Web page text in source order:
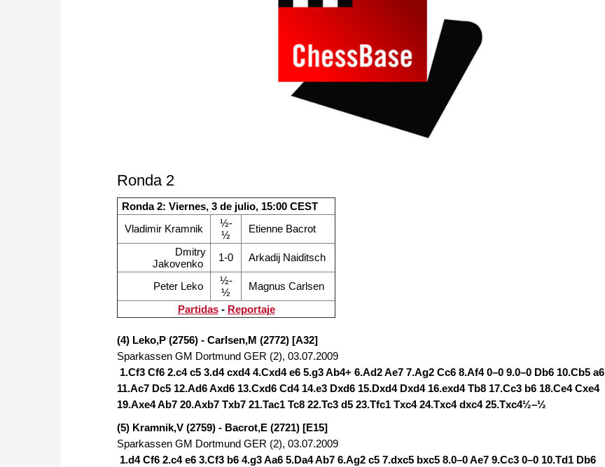
Ronda 2
Ronda 2: Viernes, 3 de julio, 15:00 CEST
Vladimir Kramnik
½-
½
Etienne Bacrot
Dmitry
Jakovenko
1-0 Arkadij Naiditsch
Peter Leko
½-
½
Magnus Carlsen
Partidas- Reportaje
(4) Leko,P (2756) - Carlsen,M (2772) [A32]
Sparkassen GM Dortmund GER (2), 03.07.2009
1.Cf3 Cf6 2.c4 c5 3.d4 cxd4 4.Cxd4 e6 5.g3 Ab4+ 6.Ad2 Ae7 7.Ag2 Cc6 8.Af4 0–0 9.0–0 Db6 10.Cb5 a6
11.Ac7 Dc5 12.Ad6 Axd6 13.Cxd6 Cd4 14.e3 Dxd6 15.Dxd4 Dxd4 16.exd4 Tb8 17.Cc3 b6 18.Ce4 Cxe4
19.Axe4 Ab7 20.Axb7 Txb7 21.Tac1 Tc8 22.Tc3 d5 23.Tfc1 Txc4 24.Txc4 dxc4 25.Txc4½–½
(5) Kramnik,V (2759) - Bacrot,E (2721) [E15]
Sparkassen GM Dortmund GER (2), 03.07.2009
1.d4 Cf6 2.c4 e6 3.Cf3 b6 4.g3 Aa6 5.Da4 Ab7 6.Ag2 c5 7.dxc5 bxc5 8.0–0 Ae7 9.Cc3 0–0 10.Td1 Db6